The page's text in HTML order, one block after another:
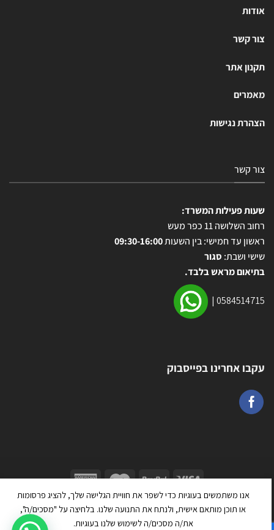
אודות
צור קשר
תקנון אתר
מאמרים
הצהרת נגישות
צור קשר
שעות פעילות המשרד:
רחוב השלושה 11 כפר מעש
ראשון עד חמישי: בין השעות09:30-16:00
שישי ושבת: סגור
בתיאום מראש בלבד.
0584514715
|
עקבו אחרינו בפייסבוק
כל הזכויות שמורות 2026 © טרמפולינה יבוא ושיווק בע״מ| מנוהל על ידי
WEmanage - ניהול אתרים
אנו משתמשים בעוגיות כדי לשפר את חוויית הגלישה שלך, להציג פרסומות
או תוכן מותאם אישית, ולנתח את התנועה שלנו. בלחיצה על "מסכים/ה",
את/ה מסכים/ה לשימוש שלנו בעוגיות.